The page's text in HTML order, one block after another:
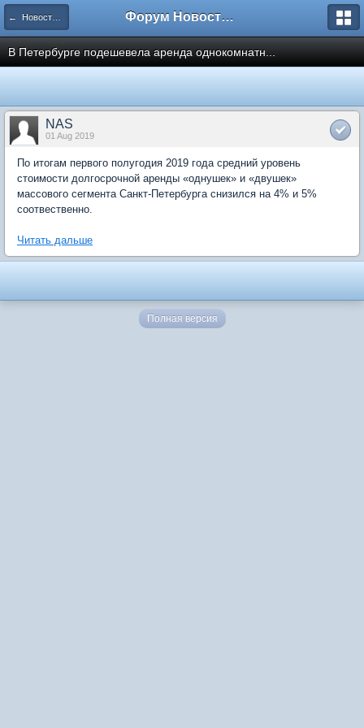
← Новости рынка недвижимости Форум Новостройки
В Петербурге подешевела аренда однокомнатн...
NAS
01 Aug 2019
По итогам первого полугодия 2019 года средний уровень
стоимости долгосрочной аренды «однушек» и «двушек»
массового сегмента Санкт-Петербурга снизился на 4% и 5%
соотвественно.
Читать дальше
Полная версия